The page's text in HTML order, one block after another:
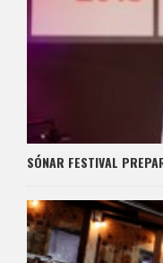
SÓNAR FESTIVAL